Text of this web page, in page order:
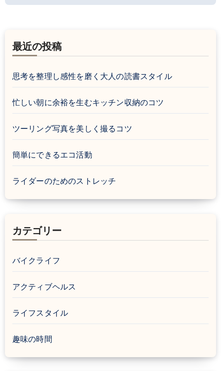
稿
ビ
ゲ
ー
シ
ョ
ン
最近の投稿
思考を整理し感性を磨く大人の読書スタイル
忙しい朝に余裕を生むキッチン収納のコツ
ツーリング写真を美しく撮るコツ
簡単にできるエコ活動
ライダーのためのストレッチ
カテゴリー
バイクライフ
アクティブヘルス
ライフスタイル
趣味の時間